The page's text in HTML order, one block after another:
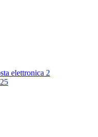
elettronica 2
25